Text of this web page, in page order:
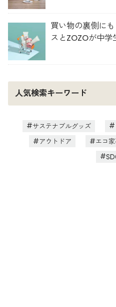
買い物の裏側に
スとZOZOが中
人気検索キーワード
サステナブルグッズ
アウトドア
エコ